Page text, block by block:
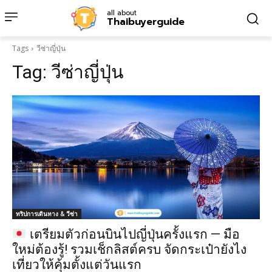
all about
Thaibuyerguide
Tags วีซ่าญี่ปุ่น
Tag: วีซ่าญี่ปุ่น
ทริปการเดินทาง & วีซ่า
เตรียมตัวก่อนบินไปญี่ปุ่นครั้งแรก — มือ
ใหม่ต้องรู้! รวมเช็กลิสต์ครบ จัดกระเป๋ายังไง
เที่ยวให้คุ้มตั้งแต่วันแรก